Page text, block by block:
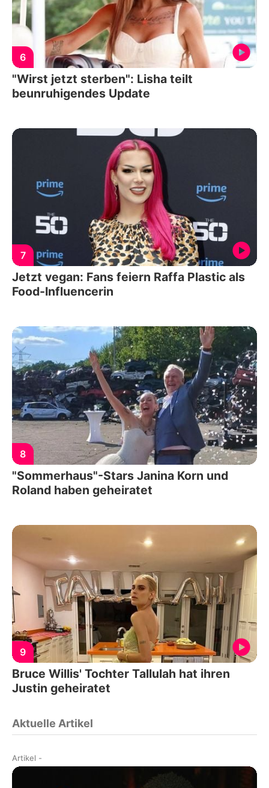
6
"Wirst jetzt sterben": Lisha teilt
beunruhigendes Update
7
Jetzt vegan: Fans feiern Raffa Plastic als
Food-Influencerin
8
"Sommerhaus"-Stars Janina Korn und
Roland haben geheiratet
9
Bruce Willis' Tochter Tallulah hat ihren
Justin geheiratet
Aktuelle Artikel
Artikel -